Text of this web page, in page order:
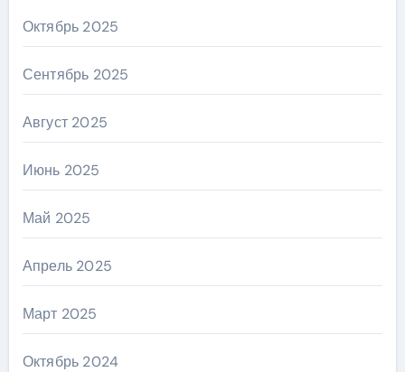
Октябрь 2025
Сентябрь 2025
Август 2025
Июнь 2025
Май 2025
Апрель 2025
Март 2025
Октябрь 2024